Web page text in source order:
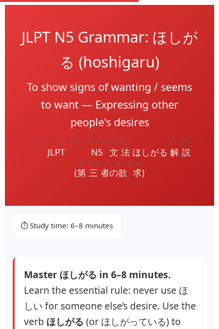
JLPT N5 Grammar: ほしが
る (hoshigaru)
To show signs of wanting / seems
to want — Expressing other
people's desires
JLPT
ジェイエルピーティー
N5
エヌゴ
文法
ぶんぽう
ほしがる 解説
かいせつ
(第三者
だいさんしゃ
の欲求
よっきゅう
)
⏱️ Study time: 6–8 minutes
Master ほしがる in 6–8 minutes.
Learn the essential rule: never use ほ
しい for someone else’s desire. Use the
verb ほしがる (or ほしがっている) to